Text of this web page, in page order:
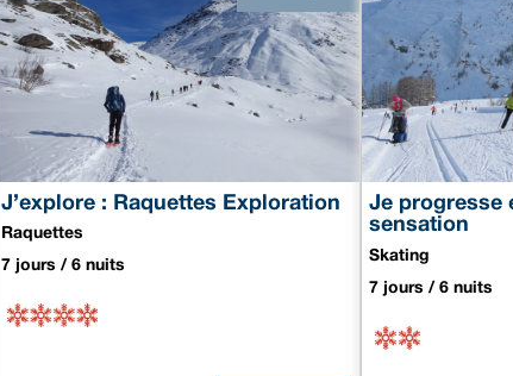
J’explore : Raquettes Exploration
Raquettes
7 jours / 6 nuits
Je progresse
sensation
Skating
7 jours / 6 nuits